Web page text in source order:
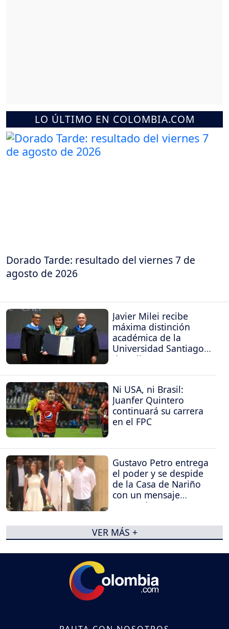
LO ÚLTIMO EN COLOMBIA.COM
Dorado Tarde: resultado del viernes 7 de
agosto de 2026
Javier Milei recibe
máxima distinción
académica de la
Universidad Santiago
de Cali
Ni USA, ni Brasil:
Juanfer Quintero
continuará su carrera
en el FPC
Gustavo Petro entrega
el poder y se despide
de la Casa de Nariño
con un mensaje
contundente
VER MÁS +